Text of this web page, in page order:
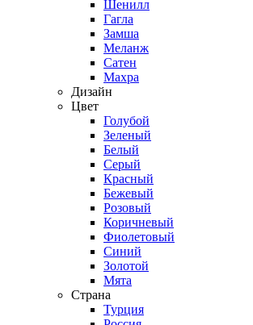
Шенилл
Гагла
Замша
Меланж
Сатен
Махра
Дизайн
Цвет
Голубой
Зеленый
Белый
Серый
Красный
Бежевый
Розовый
Коричневый
Фиолетовый
Синий
Золотой
Мята
Страна
Турция